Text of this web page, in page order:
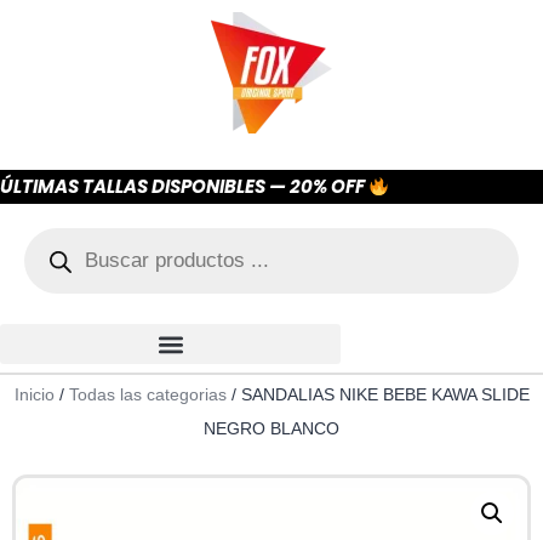
ÚLTIMAS TALLAS DISPONIBLES — 20% OFF
Inicio/ Todas las categorias/ SANDALIAS NIKE BEBE KAWA SLIDE
NEGRO BLANCO